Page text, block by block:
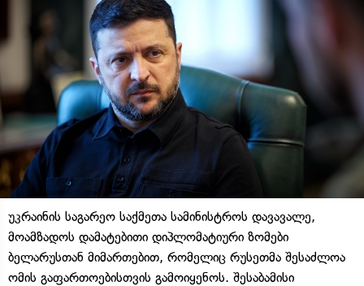
უკრაინის საგარეო საქმეთა სამინისტროს დავავალე,
მოამზადოს დამატებითი დიპლომატიური ზომები
ბელარუსთან მიმართებით, რომელიც რუსეთმა შესაძლოა
ომის გაფართოებისთვის გამოიყენოს. შესაბამისი